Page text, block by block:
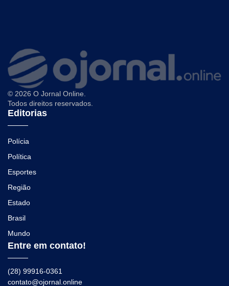
© 2026 O Jornal Online.
Todos direitos reservados.
Editorias
Polícia
Política
Esportes
Região
Estado
Brasil
Mundo
Entre em contato!
(28) 99916-0361
contato@ojornal.online